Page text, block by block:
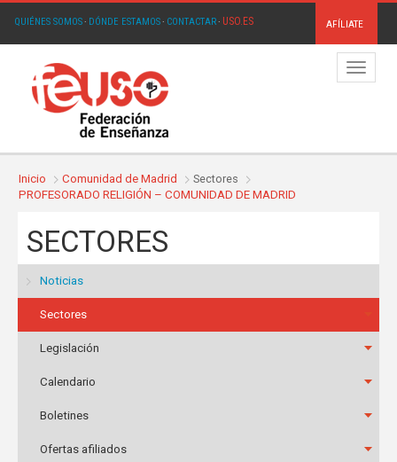
QUIÉNES SOMOS· DÓNDE ESTAMOS· CONTACTAR· USO.ES AFÍLIATE
Menú
Inicio Comunidad de Madrid
Sectores
PROFESORADO RELIGIÓN – COMUNIDAD DE MADRID
SECTORES
Noticias
Sectores
Legislación
Calendario
Boletines
Ofertas afiliados